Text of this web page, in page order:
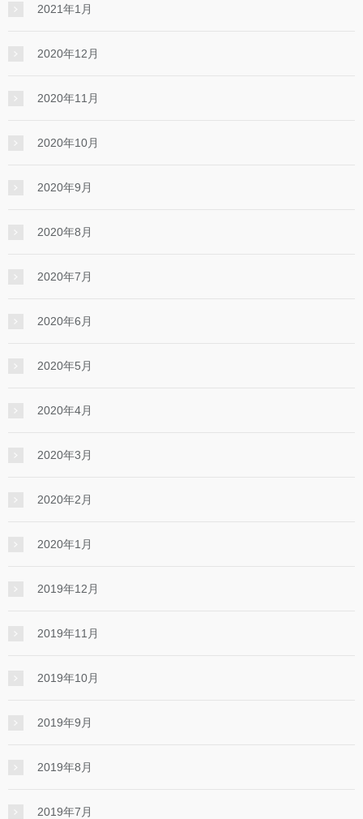
2021年1月
2020年12月
2020年11月
2020年10月
2020年9月
2020年8月
2020年7月
2020年6月
2020年5月
2020年4月
2020年3月
2020年2月
2020年1月
2019年12月
2019年11月
2019年10月
2019年9月
2019年8月
2019年7月